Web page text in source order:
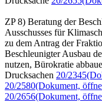
ZP 8) Beratung der
Ausschusses für
zu dem Antrag der
Beschleunigter Ausbau
nutzen, Bürokratie
Drucksachen 20/2345
20/2580(Dokument,
20/2656(Dokument,